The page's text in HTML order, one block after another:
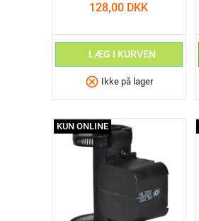
128,00 DKK
LÆG I KURVEN
cancel Ikke på lager
KUN ONLINE